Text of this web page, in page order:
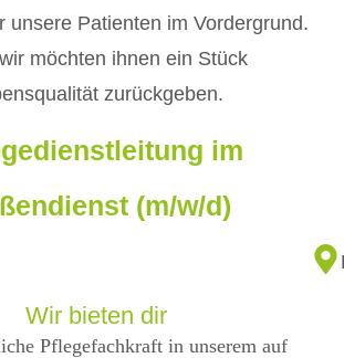
unsere Patienten im Vordergrund.
möchten ihnen ein Stück
zurückgeben.
im
(m/w/d)
Wir bieten dir
Pflegefachkraft in unserem auf